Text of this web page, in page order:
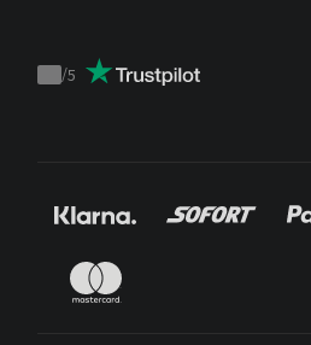
Trustpilot
/5